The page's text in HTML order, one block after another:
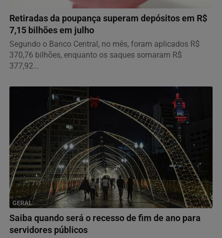
Retiradas da poupança superam depósitos em R$
7,15 bilhões em julho
Segundo o Banco Central, no mês, foram aplicados R$
370,76 bilhões, enquanto os saques somaram R$
377,92...
GERAL
Saiba quando será o recesso de fim de ano para
servidores públicos